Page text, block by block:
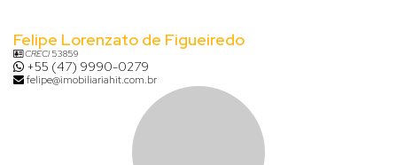
Felipe Lorenzato de Figueiredo
CRECI53859
+55 (47) 9990-0279
felipe@imobiliariahit.com.br